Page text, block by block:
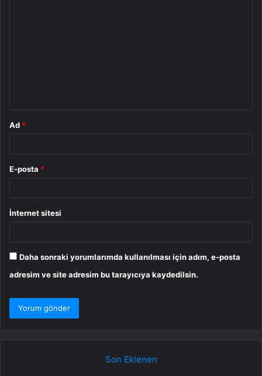
Ad *
E-posta *
İnternet sitesi
Daha sonraki yorumlarımda kullanılması için adım, e-posta
adresim ve site adresim bu tarayıcıya kaydedilsin.
Son Eklenen